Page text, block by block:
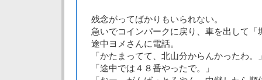
残念がってばかりもいられない。
急いでコインパークに戻り、車を出して「
途中ヨメさんに電話。
「かたまってて、北山分からんかったわ。
「途中では４８番やったで。」